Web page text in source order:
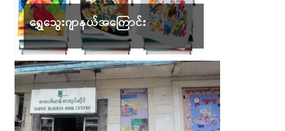
ရွှေသွေးဂျာနယ်အကြောင်း